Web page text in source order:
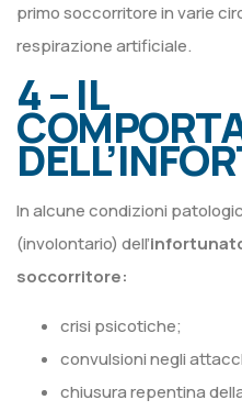
primo soccorritore in varie
respirazione artificiale.
4 – IL
In alcune condizioni
(involontario) dell’
soccorritore:
crisi psicotiche;
convulsioni negli
chiusura repentina